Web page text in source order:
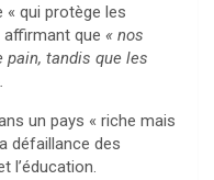
qui protège les
que « nos
pain, tandis que les
un pays « riche mais
défaillance des
l’éducation.